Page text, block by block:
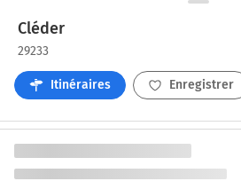
Cléder
29233
Itinéraires Enregistrer